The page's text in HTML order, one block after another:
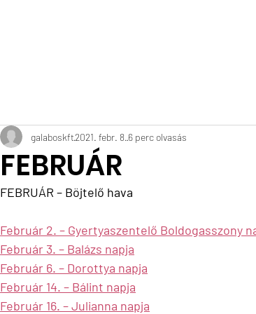
FEBRUÁR
galaboskft2021. febr. 8. 6 perc olvasás
FEBRUÁR – Böjtelő hava
Február 2. – Gyertyaszentelő Boldogasszony
Február 3. – Balázs napja
Február 6. – Dorottya napja
Február 14. – Bálint napja
Február 16. – Julianna napja